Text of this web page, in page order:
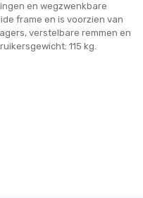
en wegzwenkbare
frame en is voorzien van
verstelbare remmen en
115 kg.